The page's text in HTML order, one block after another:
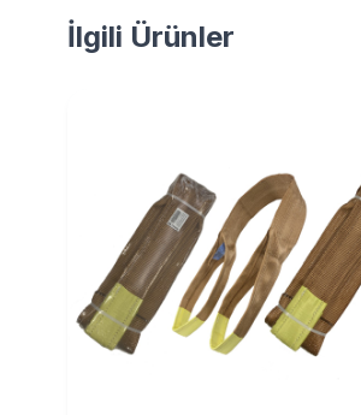
İlgili Ürünler